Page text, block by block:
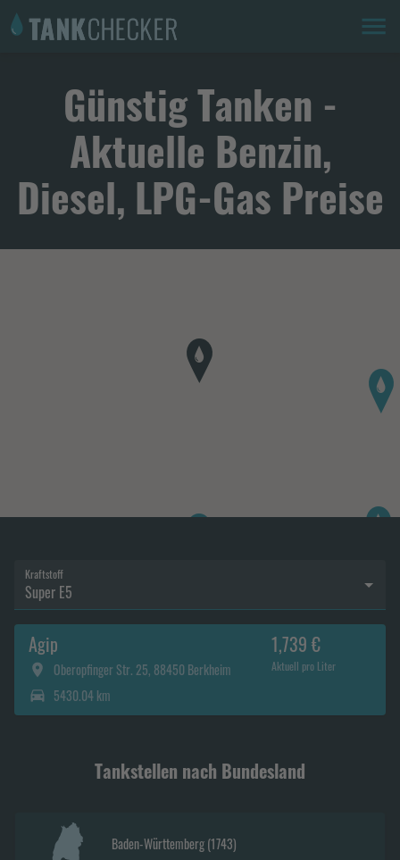
Günstig Tanken -
Aktuelle Benzin,
Diesel, LPG-Gas Preise
Kraftstoff
Super E5
Agip
Oberopfinger Str. 25, 88450 Berkheim
5430.04 km
1,739 €
Aktuell pro Liter
Tankstellen nach Bundesland
Baden-Württemberg(1743)